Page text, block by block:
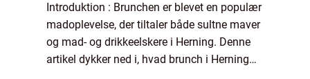
Introduktion : Brunchen er blevet en populær
madoplevelse, der tiltaler både sultne maver
og mad- og drikkeelskere i Herning. Denne
artikel dykker ned i, hvad brunch i Herning